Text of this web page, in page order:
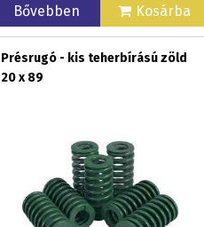
Bővebben Kosárba
Présrugó - kis teherbírású zöld
20 x 89